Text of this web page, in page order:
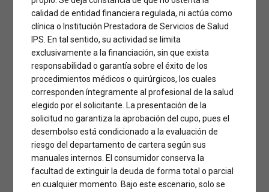
calidad de entidad financiera regulada, ni actúa como
clínica o Institución Prestadora de Servicios de Salud
IPS. En tal sentido, su actividad se limita
exclusivamente a la financiación, sin que exista
responsabilidad o garantía sobre el éxito de los
procedimientos médicos o quirúrgicos, los cuales
corresponden íntegramente al profesional de la salud
elegido por el solicitante. La presentación de la
solicitud no garantiza la aprobación del cupo, pues el
desembolso está condicionado a la evaluación de
riesgo del departamento de cartera según sus
manuales internos. El consumidor conserva la
facultad de extinguir la deuda de forma total o parcial
en cualquier momento. Bajo este escenario, solo se